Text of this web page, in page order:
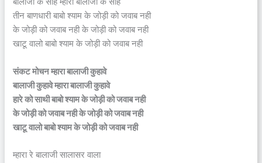
तीन बाणधारी बाबो श्याम के जोड़ी को जवाब नही
के जोड़ी को जवाब नही के जोड़ी को जवाब नही
खाटू वालो बाबो श्याम के जोड़ी को जवाब नही
संकट मोचन म्हारा बालाजी कुहावे
बालाजी कुहावे म्हारा बालाजी कुहावे
हारे को साथी बाबो श्याम के जोड़ी को जवाब नही
के जोड़ी को जवाब नही के जोड़ी को जवाब नही
खाटू वालो बाबो श्याम के जोड़ी को जवाब नही
म्हारा रे बालाजी सालासर वाला